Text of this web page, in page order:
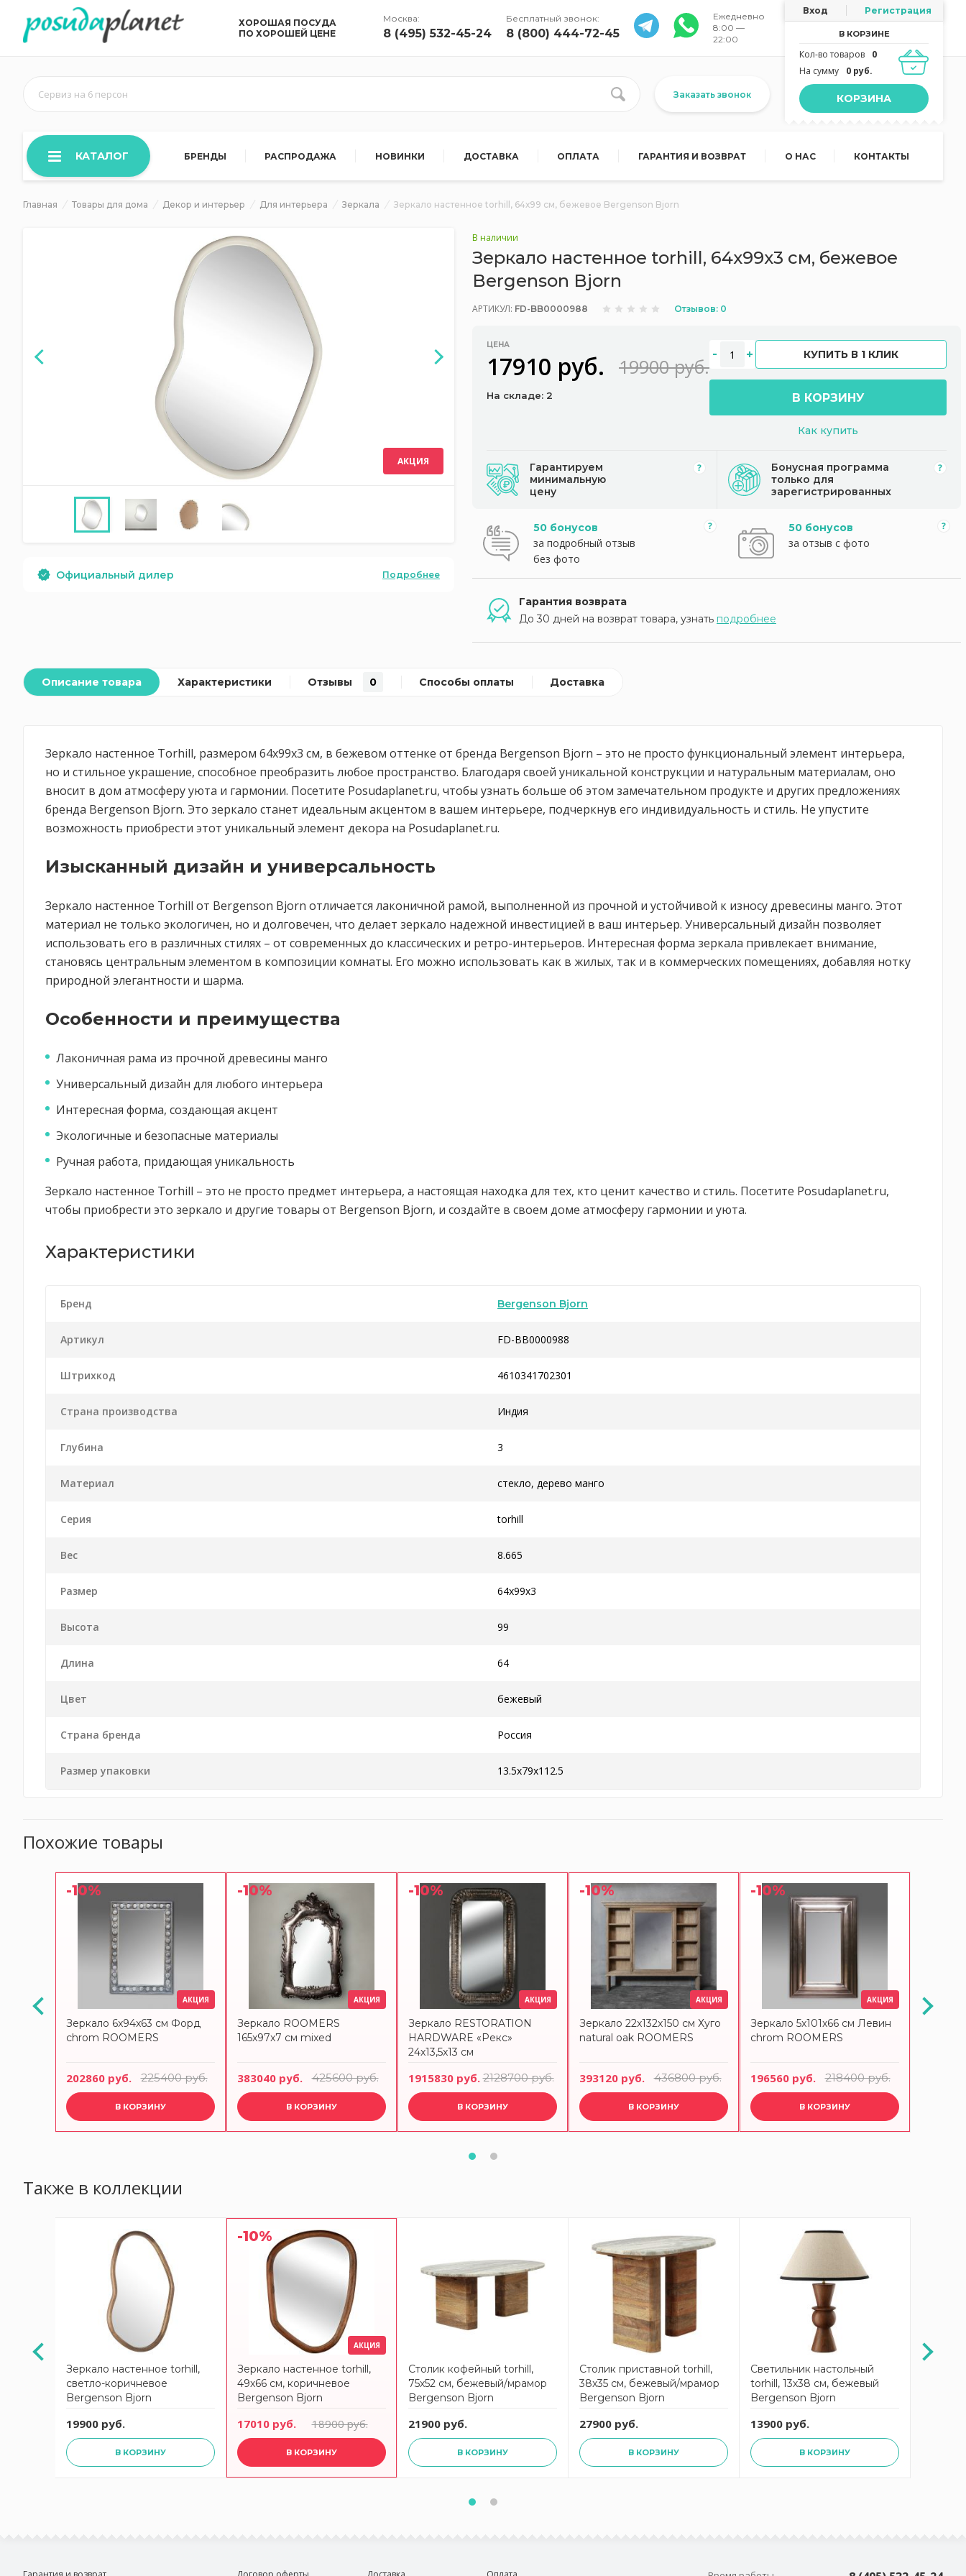
ХОРОШАЯ ПОСУДА
ПО ХОРОШЕЙ ЦЕНЕ
Москва:
8 (495) 532-45-24
Бесплатный звонок:
8 (800) 444-72-45
Ежедневно
8:00 —
22:00
Вход Регистрация
В КОРЗИНЕ
Кол-во товаров
0
На сумму
0 руб.
КОРЗИНА
Сервиз на 6 персон Заказать звонок
КАТАЛОГ БРЕНДЫ РАСПРОДАЖА НОВИНКИ ДОСТАВКА ОПЛАТА ГАРАНТИЯ И ВОЗВРАТ О НАС КОНТАКТЫ
Главная Товары для дома Декор и интерьер Для интерьера Зеркала Зеркало настенное torhill, 64х99 см, бежевое Bergenson Bjorn
АКЦИЯ
Официальный дилер Подробнее
В наличии
Зеркало настенное torhill, 64x99x3 см, бежевое
Bergenson Bjorn
АРТИКУЛ: FD-BB0000988 Отзывов: 0
ЦЕНА
17910 руб. 19900 руб.
На складе: 2
КУПИТЬ В 1 КЛИК
В КОРЗИНУ
Как купить
Гарантируем
минимальную
цену
Бонусная программа
только для
зарегистрированных
50 бонусов
за подробный отзыв
без фото
50 бонусов
за отзыв с фото
Гарантия возврата
До 30 дней на возврат товара, узнать подробнее
Описание товара Характеристики Отзывы 0 Способы оплаты Доставка
Зеркало настенное Torhill, размером 64x99x3 см, в бежевом оттенке от бренда Bergenson Bjorn – это не просто функциональный элемент интерьера,
но и стильное украшение, способное преобразить любое пространство. Благодаря своей уникальной конструкции и натуральным материалам, оно
вносит в дом атмосферу уюта и гармонии. Посетите Posudaplanet.ru, чтобы узнать больше об этом замечательном продукте и других предложениях
бренда Bergenson Bjorn. Это зеркало станет идеальным акцентом в вашем интерьере, подчеркнув его индивидуальность и стиль. Не упустите
возможность приобрести этот уникальный элемент декора на Posudaplanet.ru.
Изысканный дизайн и универсальность
Зеркало настенное Torhill от Bergenson Bjorn отличается лаконичной рамой, выполненной из прочной и устойчивой к износу древесины манго. Этот
материал не только экологичен, но и долговечен, что делает зеркало надежной инвестицией в ваш интерьер. Универсальный дизайн позволяет
использовать его в различных стилях – от современных до классических и ретро-интерьеров. Интересная форма зеркала привлекает внимание,
становясь центральным элементом в композиции комнаты. Его можно использовать как в жилых, так и в коммерческих помещениях, добавляя нотку
природной элегантности и шарма.
Особенности и преимущества
Лаконичная рама из прочной древесины манго
Универсальный дизайн для любого интерьера
Интересная форма, создающая акцент
Экологичные и безопасные материалы
Ручная работа, придающая уникальность
Зеркало настенное Torhill – это не просто предмет интерьера, а настоящая находка для тех, кто ценит качество и стиль. Посетите Posudaplanet.ru,
чтобы приобрести это зеркало и другие товары от Bergenson Bjorn, и создайте в своем доме атмосферу гармонии и уюта.
Характеристики
Бренд Bergenson Bjorn
Артикул FD-BB0000988
Штрихкод 4610341702301
Страна производства Индия
Глубина 3
Материал стекло, дерево манго
Серия torhill
Вес 8.665
Размер 64x99x3
Высота 99
Длина 64
Цвет бежевый
Страна бренда Россия
Размер упаковки 13.5x79x112.5
Похожие товары
АКЦИЯ
-10%
АКЦИЯ
Зеркало 6x94x63 см Форд
chrom ROOMERS
202860 руб. 225400 руб.
В КОРЗИНУ
-10%
АКЦИЯ
Зеркало ROOMERS
165x97x7 см mixed
383040 руб. 425600 руб.
В КОРЗИНУ
-10%
АКЦИЯ
Зеркало RESTORATION
HARDWARE «Рекс»
24x13,5x13 см
1915830 руб.2128700 руб.
В КОРЗИНУ
-10%
АКЦИЯ
Зеркало 22x132x150 см Хуго
natural oak ROOMERS
393120 руб. 436800 руб.
В КОРЗИНУ
-10%
АКЦИЯ
Зеркало 5x101x66 см Левин
chrom ROOMERS
196560 руб. 218400 руб.
В КОРЗИНУ
Также в коллекции
АКЦИЯ
Зеркало настенное torhill,
светло-коричневое
Bergenson Bjorn
19900 руб.
В КОРЗИНУ
-10%
АКЦИЯ
Зеркало настенное torhill,
49х66 см, коричневое
Bergenson Bjorn
17010 руб. 18900 руб.
В КОРЗИНУ
Столик кофейный torhill,
75х52 см, бежевый/мрамор
Bergenson Bjorn
21900 руб.
В КОРЗИНУ
Столик приставной torhill,
38x35 см, бежевый/мрамор
Bergenson Bjorn
27900 руб.
В КОРЗИНУ
Светильник настольный
torhill, 13х38 см, бежевый
Bergenson Bjorn
13900 руб.
В КОРЗИНУ